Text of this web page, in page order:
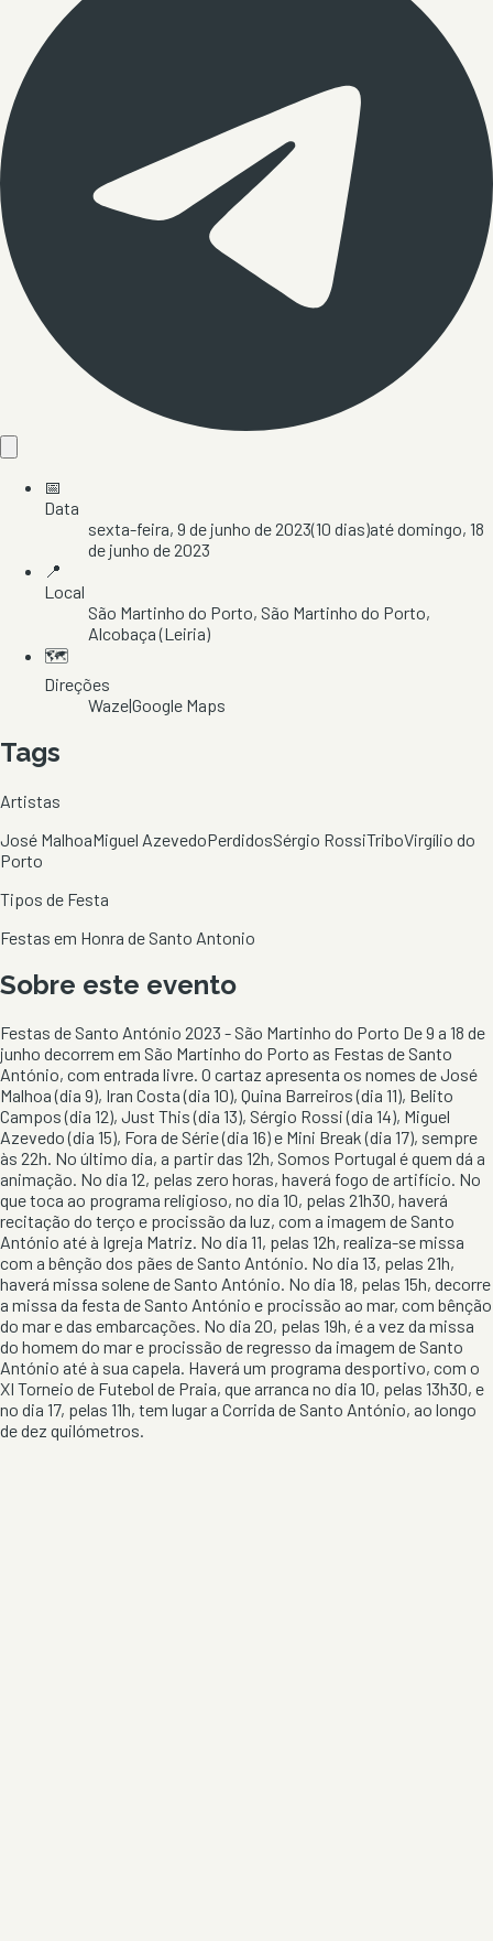
📅
Data
sexta-feira, 9 de junho de 2023(10 dias)atédomingo, 18
de junho de 2023
📍
Local
São Martinho do Porto, São Martinho do Porto,
Alcobaça(Leiria)
🗺️
Direções
Waze|Google Maps
Tags
Artistas
José MalhoaMiguel AzevedoPerdidosSérgio RossiTriboVirgílio do
Porto
Tipos de Festa
Festas em Honra de Santo Antonio
Sobre este evento
Festas de Santo António 2023 - São Martinho do Porto De 9 a 18 de
junho decorrem em São Martinho do Porto as Festas de Santo
António, com entrada livre. O cartaz apresenta os nomes de José
Malhoa (dia 9), Iran Costa (dia 10), Quina Barreiros (dia 11), Belito
Campos (dia 12), Just This (dia 13), Sérgio Rossi (dia 14), Miguel
Azevedo (dia 15), Fora de Série (dia 16) e Mini Break (dia 17), sempre
às 22h. No último dia, a partir das 12h, Somos Portugal é quem dá a
animação. No dia 12, pelas zero horas, haverá fogo de artifício. No
que toca ao programa religioso, no dia 10, pelas 21h30, haverá
recitação do terço e procissão da luz, com a imagem de Santo
António até à Igreja Matriz. No dia 11, pelas 12h, realiza-se missa
com a bênção dos pães de Santo António. No dia 13, pelas 21h,
haverá missa solene de Santo António. No dia 18, pelas 15h, decorre
a missa da festa de Santo António e procissão ao mar, com bênção
do mar e das embarcações. No dia 20, pelas 19h, é a vez da missa
do homem do mar e procissão de regresso da imagem de Santo
António até à sua capela. Haverá um programa desportivo, com o
XI Torneio de Futebol de Praia, que arranca no dia 10, pelas 13h30, e
no dia 17, pelas 11h, tem lugar a Corrida de Santo António, ao longo
de dez quilómetros.